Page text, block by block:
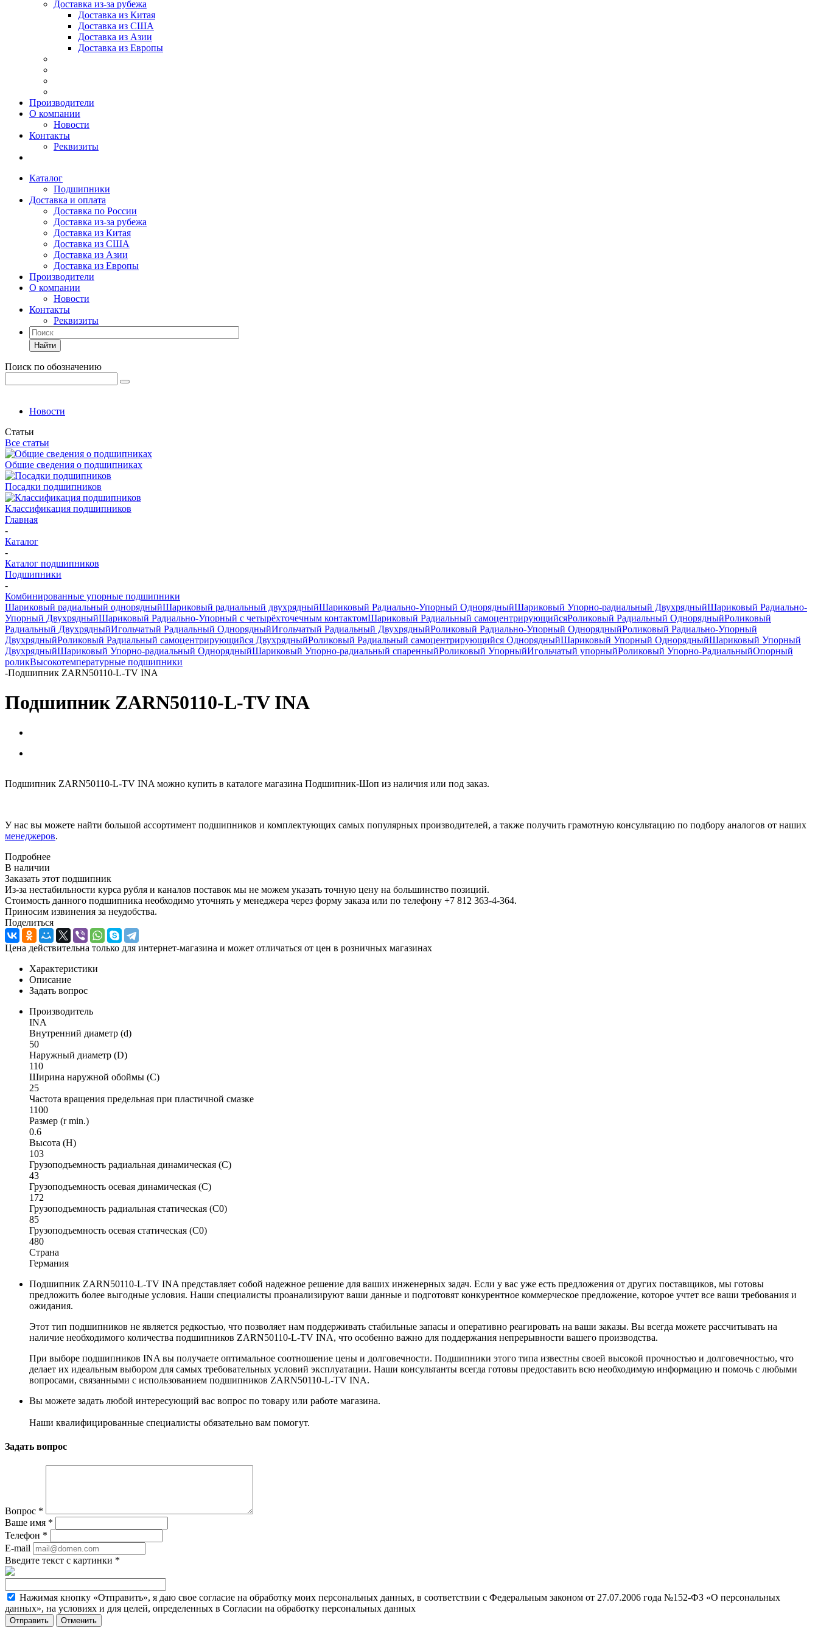
Доставка из-за рубежа
Доставка из Китая
Доставка из США
Доставка из Азии
Доставка из Европы
Производители
О компании
Новости
Контакты
Реквизиты
Каталог
Подшипники
Доставка и оплата
Доставка по России
Доставка из-за рубежа
Доставка из Китая
Доставка из США
Доставка из Азии
Доставка из Европы
Производители
О компании
Новости
Контакты
Реквизиты
Найти
Поиск по обозначению
Новости
Статьи
Все статьи
Общие сведения о подшипниках
Посадки подшипников
Классификация подшипников
Главная
-
Каталог
-
Каталог подшипников
Подшипники
-
Комбинированные упорные подшипники
Шариковый радиальный однорядныйШариковый радиальный двухрядныйШариковый Радиально-Упорный ОднорядныйШариковый Упорно-радиальный ДвухрядныйШариковый Радиально-
Упорный ДвухрядныйШариковый Радиально-Упорный с четырёхточечным контактомШариковый Радиальный самоцентрирующийсяРоликовый Радиальный ОднорядныйРоликовый
Радиальный ДвухрядныйИгольчатый Радиальный ОднорядныйИгольчатый Радиальный ДвухрядныйРоликовый Радиально-Упорный ОднорядныйРоликовый Радиально-Упорный
ДвухрядныйРоликовый Радиальный самоцентрирующийся ДвухрядныйРоликовый Радиальный самоцентрирующийся ОднорядныйШариковый Упорный ОднорядныйШариковый Упорный
ДвухрядныйШариковый Упорно-радиальный ОднорядныйШариковый Упорно-радиальный спаренныйРоликовый УпорныйИгольчатый упорныйРоликовый Упорно-РадиальныйОпорный
роликВысокотемпературные подшипники
-Подшипник ZARN50110-L-TV INA
Подшипник ZARN50110-L-TV INA
Подшипник ZARN50110-L-TV INA можно купить в каталоге магазина Подшипник-Шоп из наличия или под заказ.
У нас вы можете найти большой ассортимент подшипников и комплектующих самых популярных производителей, а также получить грамотную консультацию по подбору аналогов от наших
менеджеров.
Подробнее
В наличии
Заказать этот подшипник
Из-за нестабильности курса рубля и каналов поставок мы не можем указать точную цену на большинство позиций.
Стоимость данного подшипника необходимо уточнять у менеджера через форму заказа или по телефону +7 812 363-4-364.
Приносим извинения за неудобства.
Поделиться
Цена действительна только для интернет-магазина и может отличаться от цен в розничных магазинах
Характеристики
Описание
Задать вопрос
Производитель
INA
Внутренний диаметр (d)
50
Наружный диаметр (D)
110
Ширина наружной обоймы (C)
25
Частота вращения предельная при пластичной смазке
1100
Размер (r min.)
0.6
Высота (H)
103
Грузоподъемность радиальная динамическая (C)
43
Грузоподъемность осевая динамическая (C)
172
Грузоподъемность радиальная статическая (C0)
85
Грузоподъемность осевая статическая (C0)
480
Страна
Германия
Подшипник ZARN50110-L-TV INA представляет собой надежное решение для ваших инженерных задач. Если у вас уже есть предложения от других поставщиков, мы готовы
предложить более выгодные условия. Наши специалисты проанализируют ваши данные и подготовят конкурентное коммерческое предложение, которое учтет все ваши требования и
ожидания.
Этот тип подшипников не является редкостью, что позволяет нам поддерживать стабильные запасы и оперативно реагировать на ваши заказы. Вы всегда можете рассчитывать на
наличие необходимого количества подшипников ZARN50110-L-TV INA, что особенно важно для поддержания непрерывности вашего производства.
При выборе подшипников INA вы получаете оптимальное соотношение цены и долговечности. Подшипники этого типа известны своей высокой прочностью и долговечностью, что
делает их идеальным выбором для самых требовательных условий эксплуатации. Наши консультанты всегда готовы предоставить всю необходимую информацию и помочь с любыми
вопросами, связанными с использованием подшипников ZARN50110-L-TV INA.
Вы можете задать любой интересующий вас вопрос по товару или работе магазина.
Наши квалифицированные специалисты обязательно вам помогут.
Задать вопрос
Вопрос *
Ваше имя *
Телефон *
E-mail
Введите текст с картинки *
Нажимая кнопку «Отправить», я даю свое согласие на обработку моих персональных данных, в соответствии с Федеральным законом от 27.07.2006 года №152-ФЗ «О персональных
данных», на условиях и для целей, определенных в Согласии на обработку персональных данных
Отменить